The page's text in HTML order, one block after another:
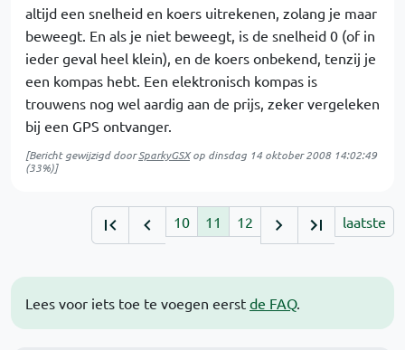
Lees voor iets toe te voegen eerst de FAQ.
altijd een snelheid en koers uitrekenen, zolang je maar
beweegt. En als je niet beweegt, is de snelheid 0 (of in
ieder geval heel klein), en de koers onbekend, tenzij je
een kompas hebt. Een elektronisch kompas is
trouwens nog wel aardig aan de prijs, zeker vergeleken
bij een GPS ontvanger.
[Bericht gewijzigd doorSparkyGSXop dinsdag 14 oktober 2008 14:02:49
(33%)]
10 11 12 laatste